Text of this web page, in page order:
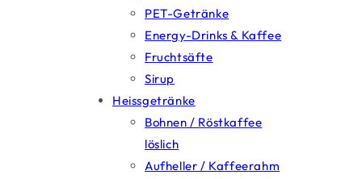
PET-Getränke
Energy-Drinks & Kaffee
Fruchtsäfte
Sirup
Heissgetränke
Bohnen / Röstkaffee
löslich
Aufheller / Kaffeerahm